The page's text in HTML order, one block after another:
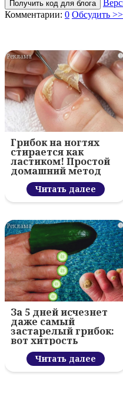
Получить код для блога
Комментарии: 0 Обсудить
i
Грибок на ногтях
стирается как
ластиком! Простой
домашний метод
Читать далее
i
За 5 дней исчезнет
даже самый
застарелый грибок:
вот хитрость
Читать далее